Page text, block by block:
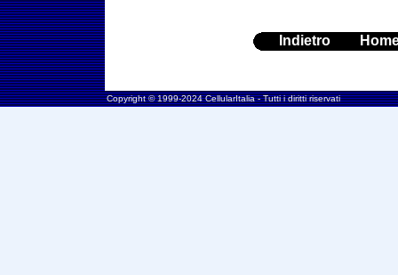
Indietro
Copyright © 1999-2024 CellularItalia - Tutti i diritti riservati